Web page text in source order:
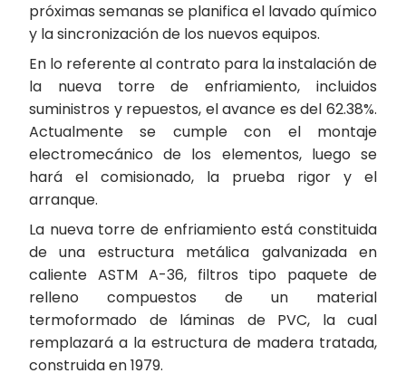
próximas semanas se planifica el lavado químico
y la sincronización de los nuevos equipos.
En lo referente al contrato para la instalación de
la nueva torre de enfriamiento, incluidos
suministros y repuestos, el avance es del 62.38%.
Actualmente se cumple con el montaje
electromecánico de los elementos, luego se
hará el comisionado, la prueba rigor y el
arranque.
La nueva torre de enfriamiento está constituida
de una estructura metálica galvanizada en
caliente ASTM A-36, filtros tipo paquete de
relleno compuestos de un material
termoformado de láminas de PVC, la cual
remplazará a la estructura de madera tratada,
construida en 1979.